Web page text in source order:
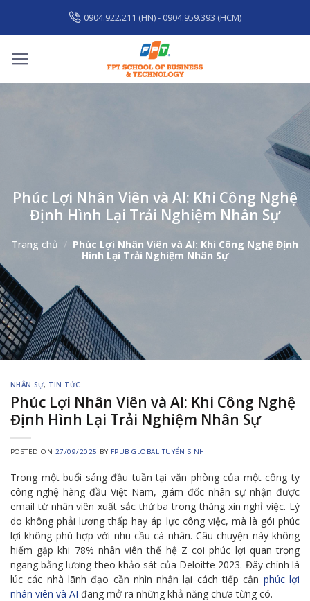
content
0904.922.211 (HN) - 0904.959.393 (HCM)
Phúc Lợi Nhân Viên và AI: Khi Công Nghệ
Định Hình Lại Trải Nghiệm Nhân Sự
Trang chủ / Phúc Lợi Nhân Viên và AI: Khi Công Nghệ Định
Hình Lại Trải Nghiệm Nhân Sự
NHÂN SỰ, TIN TỨC
Phúc Lợi Nhân Viên và AI: Khi Công Nghệ
Định Hình Lại Trải Nghiệm Nhân Sự
POSTED ON 27/09/2025 BY FPUB GLOBAL TUYỂN SINH
Trong một buổi sáng đầu tuần tại văn phòng của một công ty
công nghệ hàng đầu Việt Nam, giám đốc nhân sự nhận được
email từ nhân viên xuất sắc thứ ba trong tháng xin nghỉ việc. Lý
do không phải lương thấp hay áp lực công việc, mà là gói phúc
lợi không phù hợp với nhu cầu cá nhân. Câu chuyện này không
hiếm gặp khi 78% nhân viên thế hệ Z coi phúc lợi quan trọng
ngang bằng lương theo khảo sát của Deloitte 2023. Đây chính là
lúc các nhà lãnh đạo cần nhìn nhận lại cách tiếp cận phúc lợi
nhân viên và AI đang mở ra những khả năng chưa từng có.